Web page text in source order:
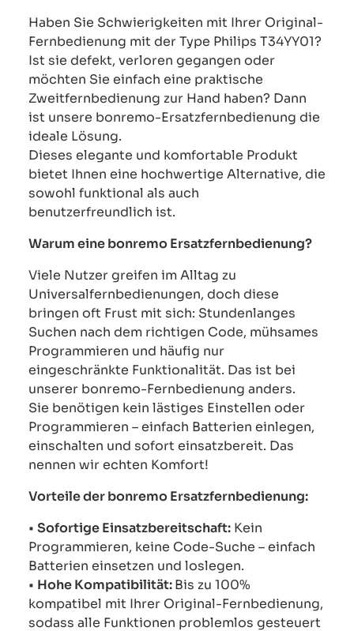
Haben Sie Schwierigkeiten mit Ihrer Original-
Fernbedienung mit der Type Philips T34YY01?
Ist sie defekt, verloren gegangen oder
möchten Sie einfach eine praktische
Zweitfernbedienung zur Hand haben? Dann
ist unsere bonremo-Ersatzfernbedienung die
ideale Lösung.
Dieses elegante und komfortable Produkt
bietet Ihnen eine hochwertige Alternative, die
sowohl funktional als auch
benutzerfreundlich ist.
Warum eine bonremo Ersatzfernbedienung?
Viele Nutzer greifen im Alltag zu
Universalfernbedienungen, doch diese
bringen oft Frust mit sich: Stundenlanges
Suchen nach dem richtigen Code, mühsames
Programmieren und häufig nur
eingeschränkte Funktionalität. Das ist bei
unserer bonremo-Fernbedienung anders.
Sie benötigen kein lästiges Einstellen oder
Programmieren – einfach Batterien einlegen,
einschalten und sofort einsatzbereit. Das
nennen wir echten Komfort!
Vorteile der bonremo Ersatzfernbedienung:
• Sofortige Einsatzbereitschaft: Kein
Programmieren, keine Code-Suche – einfach
Batterien einsetzen und loslegen.
• Hohe Kompatibilität:Bis zu 100%
kompatibel mit Ihrer Original-Fernbedienung,
sodass alle Funktionen problemlos gesteuert